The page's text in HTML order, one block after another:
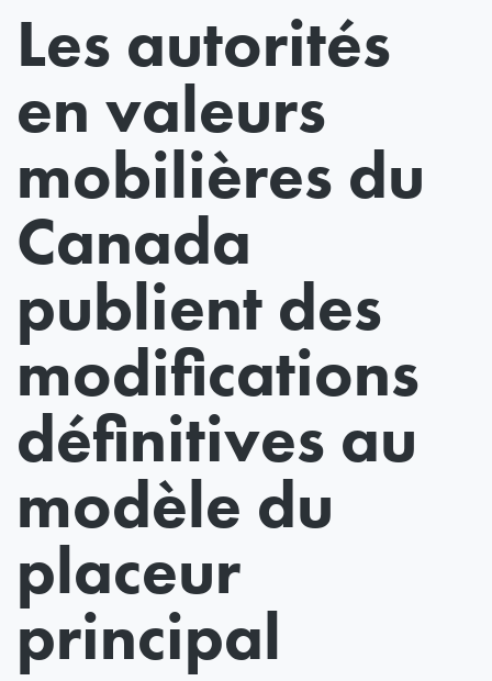
Les autorités
en valeurs
mobilières du
Canada
publient des
modifications
définitives au
modèle du
placeur
principal